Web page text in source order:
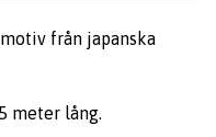
från japanska
meter lång.